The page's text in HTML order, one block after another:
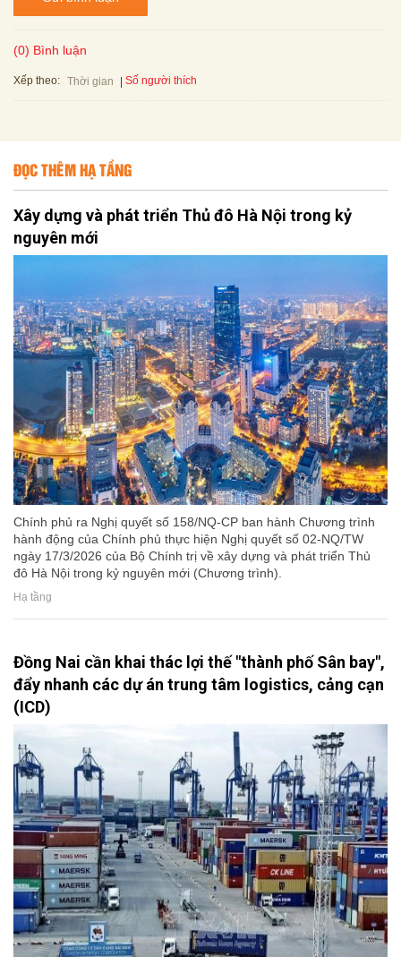
(0) Bình luận
Xếp theo: Thời gian Số người thích
ĐỌC THÊM HẠ TẦNG
Xây dựng và phát triển Thủ đô Hà Nội trong kỷ
nguyên mới
Chính phủ ra Nghị quyết số 158/NQ-CP ban hành Chương trình
hành động của Chính phủ thực hiện Nghị quyết số 02-NQ/TW
ngày 17/3/2026 của Bộ Chính trị về xây dựng và phát triển Thủ
đô Hà Nội trong kỷ nguyên mới (Chương trình).
Hạ tầng
Đồng Nai cần khai thác lợi thế "thành phố Sân bay",
đẩy nhanh các dự án trung tâm logistics, cảng cạn
(ICD)